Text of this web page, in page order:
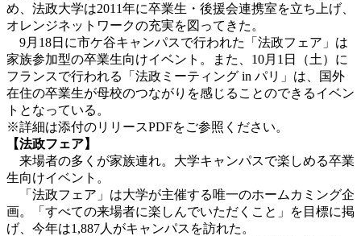
め、法政大学は2011年に卒業生・後援会連携室を立ち上げ、
オレンジネットワークの充実を図ってきた。
9月18日に市ケ谷キャンパスで行われた「法政フェア」は
家族参加型の卒業生向けイベント。また、10月1日（土）に
フランスで行われる「法政ミーティング in パリ」は、国外
在住の卒業生が母校のつながりを感じることのできるイベン
トとなっている。
※詳細は添付のリリースPDFをご参照ください。
【法政フェア】
来場者の多くが家族連れ。大学キャンパスで楽しめる卒業
生向けイベント。
「法政フェア」は大学が主催する唯一のホームカミング企
画。「すべての来場者に楽しんでいただくこと」を目標に掲
げ、今年は1,887人がキャンパスを訪れた。